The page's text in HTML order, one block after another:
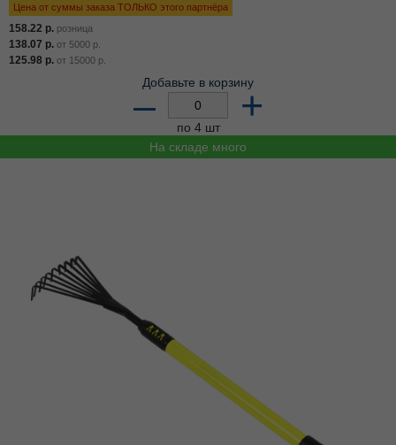
Цена от суммы заказа ТОЛЬКО этого партнёра
158.22 р. розница
138.07 р. от 5000 р.
125.98 р. от 15000 р.
Добавьте в корзину
– +
по 4 шт
На складе много